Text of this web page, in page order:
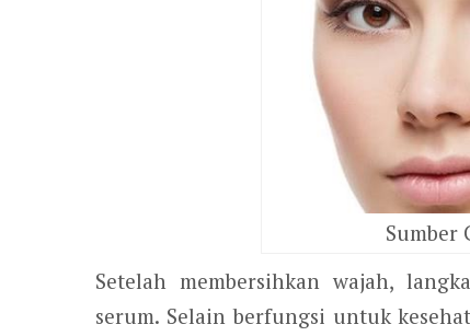
Sumber
Setelah membersihkan wajah,
serum. Selain berfungsi untuk